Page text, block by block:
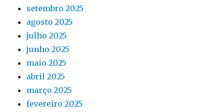
setembro 2025
agosto 2025
julho 2025
junho 2025
maio 2025
abril 2025
março 2025
fevereiro 2025